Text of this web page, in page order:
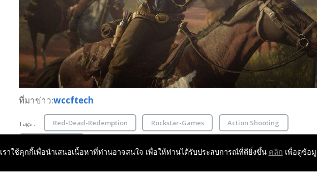
ที่มาข่าว:wccftech
Tags : Red-Dead-Redemption Rockstar-Games Action Shooting
เราใช้คุกกี้เพื่อนำเสนอเนื้อหาที่ท่านอาจสนใจ เพื่อให้ท่านได้รับประสบการณ์ที่ดียิ่งขึ้น คลิก เพื่อดูข้อ